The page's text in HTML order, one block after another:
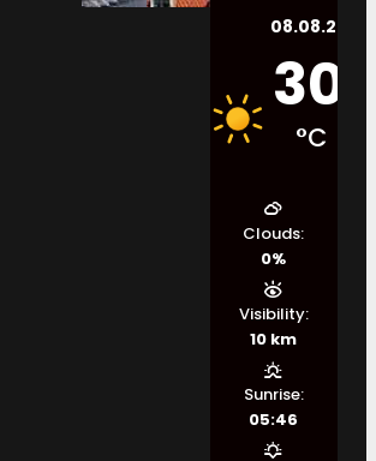
08.08.2026.
30
°C
Clouds:
0%
Visibility:
10 km
Sunrise:
05:46